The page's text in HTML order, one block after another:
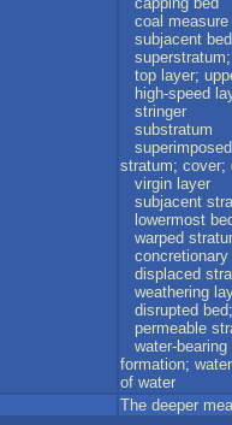
coal measure
subjacent bed
superstratum;
top layer;
high-speed
stringer
substratum
superimposed
stratum; cover;
virgin layer
subjacent
lowermost
warped
concretionary
displaced
weathering
disrupted bed;
permeable
water-bearing
formation;
of water
The deeper